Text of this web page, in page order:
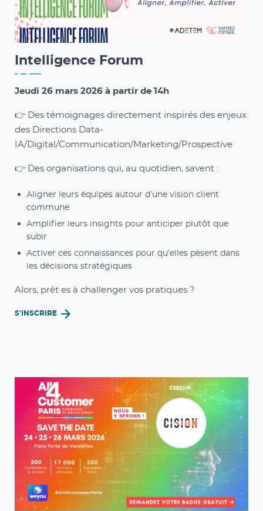
Intelligence Forum
Jeudi 26 mars 2026 à partir de 14h
👉 Des témoignages directement inspirés des enjeux
des Directions Data-
IA/Digital/Communication/Marketing/Prospective
👉 Des organisations qui, au quotidien, savent :
Aligner leurs équipes autour d’une vision client
commune
Amplifier leurs insights pour anticiper plutôt que
subir
Activer ces connaissances pour qu’elles pèsent dans
les décisions stratégiques
Alors, prêt·es à challenger vos pratiques ?
S'INSCRIRE